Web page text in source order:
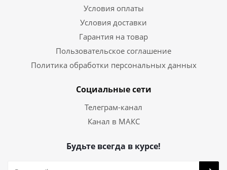
Условия оплаты
Условия доставки
Гарантия на товар
Пользовательское соглашение
Политика обработки персональных данных
Социальные сети
Телеграм-канал
Канал в МАКС
Будьте всегда в курсе!